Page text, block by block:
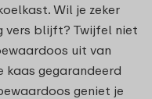
Wil je zeker
vers blijft? Twijfel niet
uit van
gegarandeerd
geniet je